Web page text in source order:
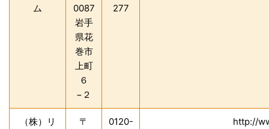
ム
0087
岩手
県花
巻市
上町
６
−２
277
（株）リ
〒
0120-
http://